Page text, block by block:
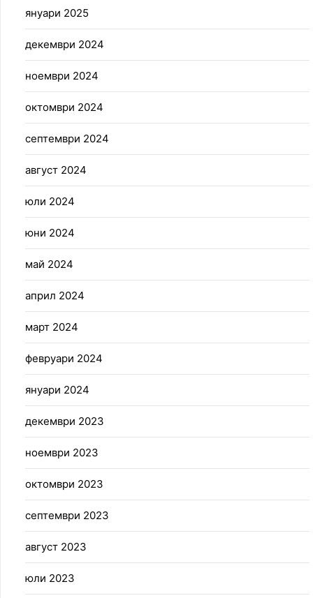
януари 2025
декември 2024
ноември 2024
октомври 2024
септември 2024
август 2024
юли 2024
юни 2024
май 2024
април 2024
март 2024
февруари 2024
януари 2024
декември 2023
ноември 2023
октомври 2023
септември 2023
август 2023
юли 2023